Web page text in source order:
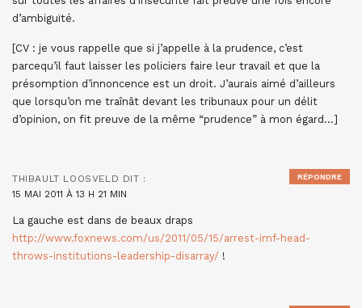
d’ambiguïté.
[CV : je vous rappelle que si j’appelle à la prudence, c’est
parcequ’il faut laisser les policiers faire leur travail et que la
présomption d’innoncence est un droit. J’aurais aimé d’ailleurs
que lorsqu’on me traînât devant les tribunaux pour un délit
d’opinion, on fit preuve de la même “prudence” à mon égard…]
THIBAULT LOOSVELD DIT :
15 MAI 2011 À 13 H 21 MIN
La gauche est dans de beaux draps
http://www.foxnews.com/us/2011/05/15/arrest-imf-head-
throws-institutions-leadership-disarray/ !
RÉPONDRE